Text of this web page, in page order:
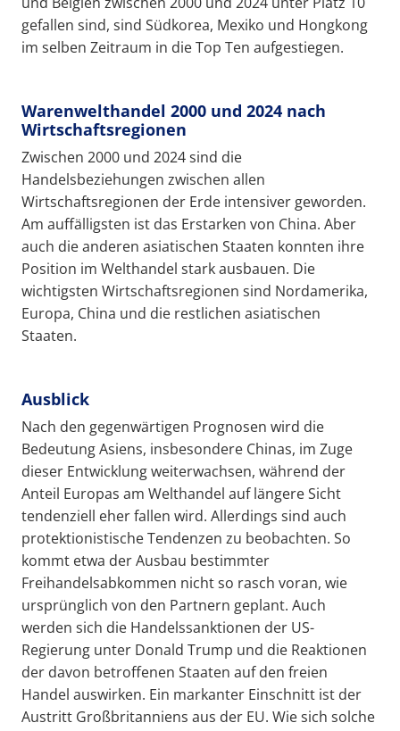
gefallen sind, sind Südkorea, Mexiko und Hongkong
im selben Zeitraum in die Top Ten aufgestiegen.
Warenwelthandel 2000 und 2024 nach
Wirtschaftsregionen
Zwischen 2000 und 2024 sind die
Handelsbeziehungen zwischen allen
Wirtschaftsregionen der Erde intensiver geworden.
Am auffälligsten ist das Erstarken von China. Aber
auch die anderen asiatischen Staaten konnten ihre
Position im Welthandel stark ausbauen. Die
wichtigsten Wirtschaftsregionen sind Nordamerika,
Europa, China und die restlichen asiatischen
Staaten.
Ausblick
Nach den gegenwärtigen Prognosen wird die
Bedeutung Asiens, insbesondere Chinas, im Zuge
dieser Entwicklung weiterwachsen, während der
Anteil Europas am Welthandel auf längere Sicht
tendenziell eher fallen wird. Allerdings sind auch
protektionistische Tendenzen zu beobachten. So
kommt etwa der Ausbau bestimmter
Freihandelsabkommen nicht so rasch voran, wie
ursprünglich von den Partnern geplant. Auch
werden sich die Handelssanktionen der US-
Regierung unter Donald Trump und die Reaktionen
der davon betroffenen Staaten auf den freien
Handel auswirken. Ein markanter Einschnitt ist der
Austritt Großbritanniens aus der EU. Wie sich solche